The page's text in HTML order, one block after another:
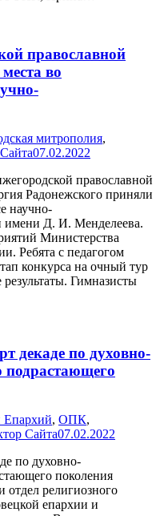
православной
во
митрополия,
07.02.2022
православной
Радонежского приняли
научно-
имени Д. И. Менделеева.
Министерства
Ребята с педагогом
конкурса на очный тур
Гимназисты
декаде по духовно-
подрастающего
Епархий, ОПК,
Сайта07.02.2022
по духовно-
поколения
религиозного
епархии и